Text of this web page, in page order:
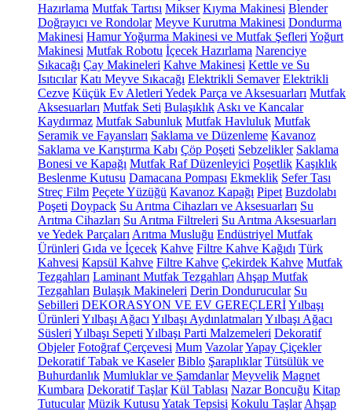
Hazırlama Mutfak Tartısı Mikser Kıyma Makinesi Blender
Doğrayıcı ve Rondolar Meyve Kurutma Makinesi Dondurma
Makinesi Hamur Yoğurma Makinesi ve Mutfak Şefleri Yoğurt
Makinesi Mutfak Robotu İçecek Hazırlama Narenciye
Sıkacağı Çay Makineleri Kahve Makinesi Kettle ve Su
Isıtıcılar Katı Meyve Sıkacağı Elektrikli Semaver Elektrikli
Cezve Küçük Ev Aletleri Yedek Parça ve Aksesuarları Mutfak
Aksesuarları Mutfak Seti Bulaşıklık Askı ve Kancalar
Kaydırmaz Mutfak Sabunluk Mutfak Havluluk Mutfak
Seramik ve Fayansları Saklama ve Düzenleme Kavanoz
Saklama ve Karıştırma Kabı Çöp Poşeti Sebzelikler Saklama
Bonesi ve Kapağı Mutfak Raf Düzenleyici Poşetlik Kaşıklık
Beslenme Kutusu Damacana Pompası Ekmeklik Sefer Tası
Streç Film Peçete Yüzüğü Kavanoz Kapağı Pipet Buzdolabı
Poşeti Doypack Su Arıtma Cihazları ve Aksesuarları Su
Arıtma Cihazları Su Arıtma Filtreleri Su Arıtma Aksesuarları
ve Yedek Parçaları Arıtma Musluğu Endüstriyel Mutfak
Ürünleri Gıda ve İçecek Kahve Filtre Kahve Kağıdı Türk
Kahvesi Kapsül Kahve Filtre Kahve Çekirdek Kahve Mutfak
Tezgahları Laminant Mutfak Tezgahları Ahşap Mutfak
Tezgahları Bulaşık Makineleri Derin Dondurucular Su
Sebilleri DEKORASYON VE EV GEREÇLERİYılbaşı
Ürünleri Yılbaşı Ağacı Yılbaşı Aydınlatmaları Yılbaşı Ağacı
Süsleri Yılbaşı Sepeti Yılbaşı Parti Malzemeleri Dekoratif
Objeler Fotoğraf Çerçevesi Mum VazolarYapay Çiçekler
Dekoratif Tabak ve Kaseler Biblo Şaraplıklar Tütsülük ve
Buhurdanlık Mumluklar ve Şamdanlar Meyvelik Magnet
Kumbara Dekoratif Taşlar Kül Tablası Nazar Boncuğu Kitap
Tutucular Müzik Kutusu Yatak Tepsisi Kokulu Taşlar Ahşap